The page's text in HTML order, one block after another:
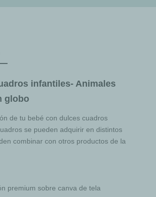
infantiles- Animales
globo
de tu bebé con dulces cuadros
se pueden adquirir en distintos
combinar con otros productos de la
premium sobre canva de tela